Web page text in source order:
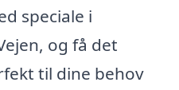
speciale i
og få det
til dine behov